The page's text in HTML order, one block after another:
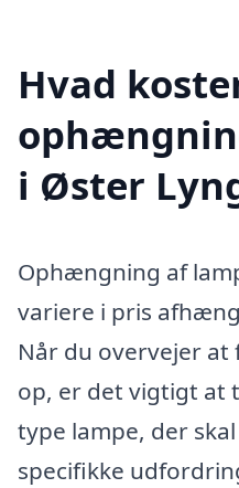
Hvad
i Øster
Ophængning af
variere i pris
Når du overvejer
op, er det vigtigt at
type lampe, der
specifikke